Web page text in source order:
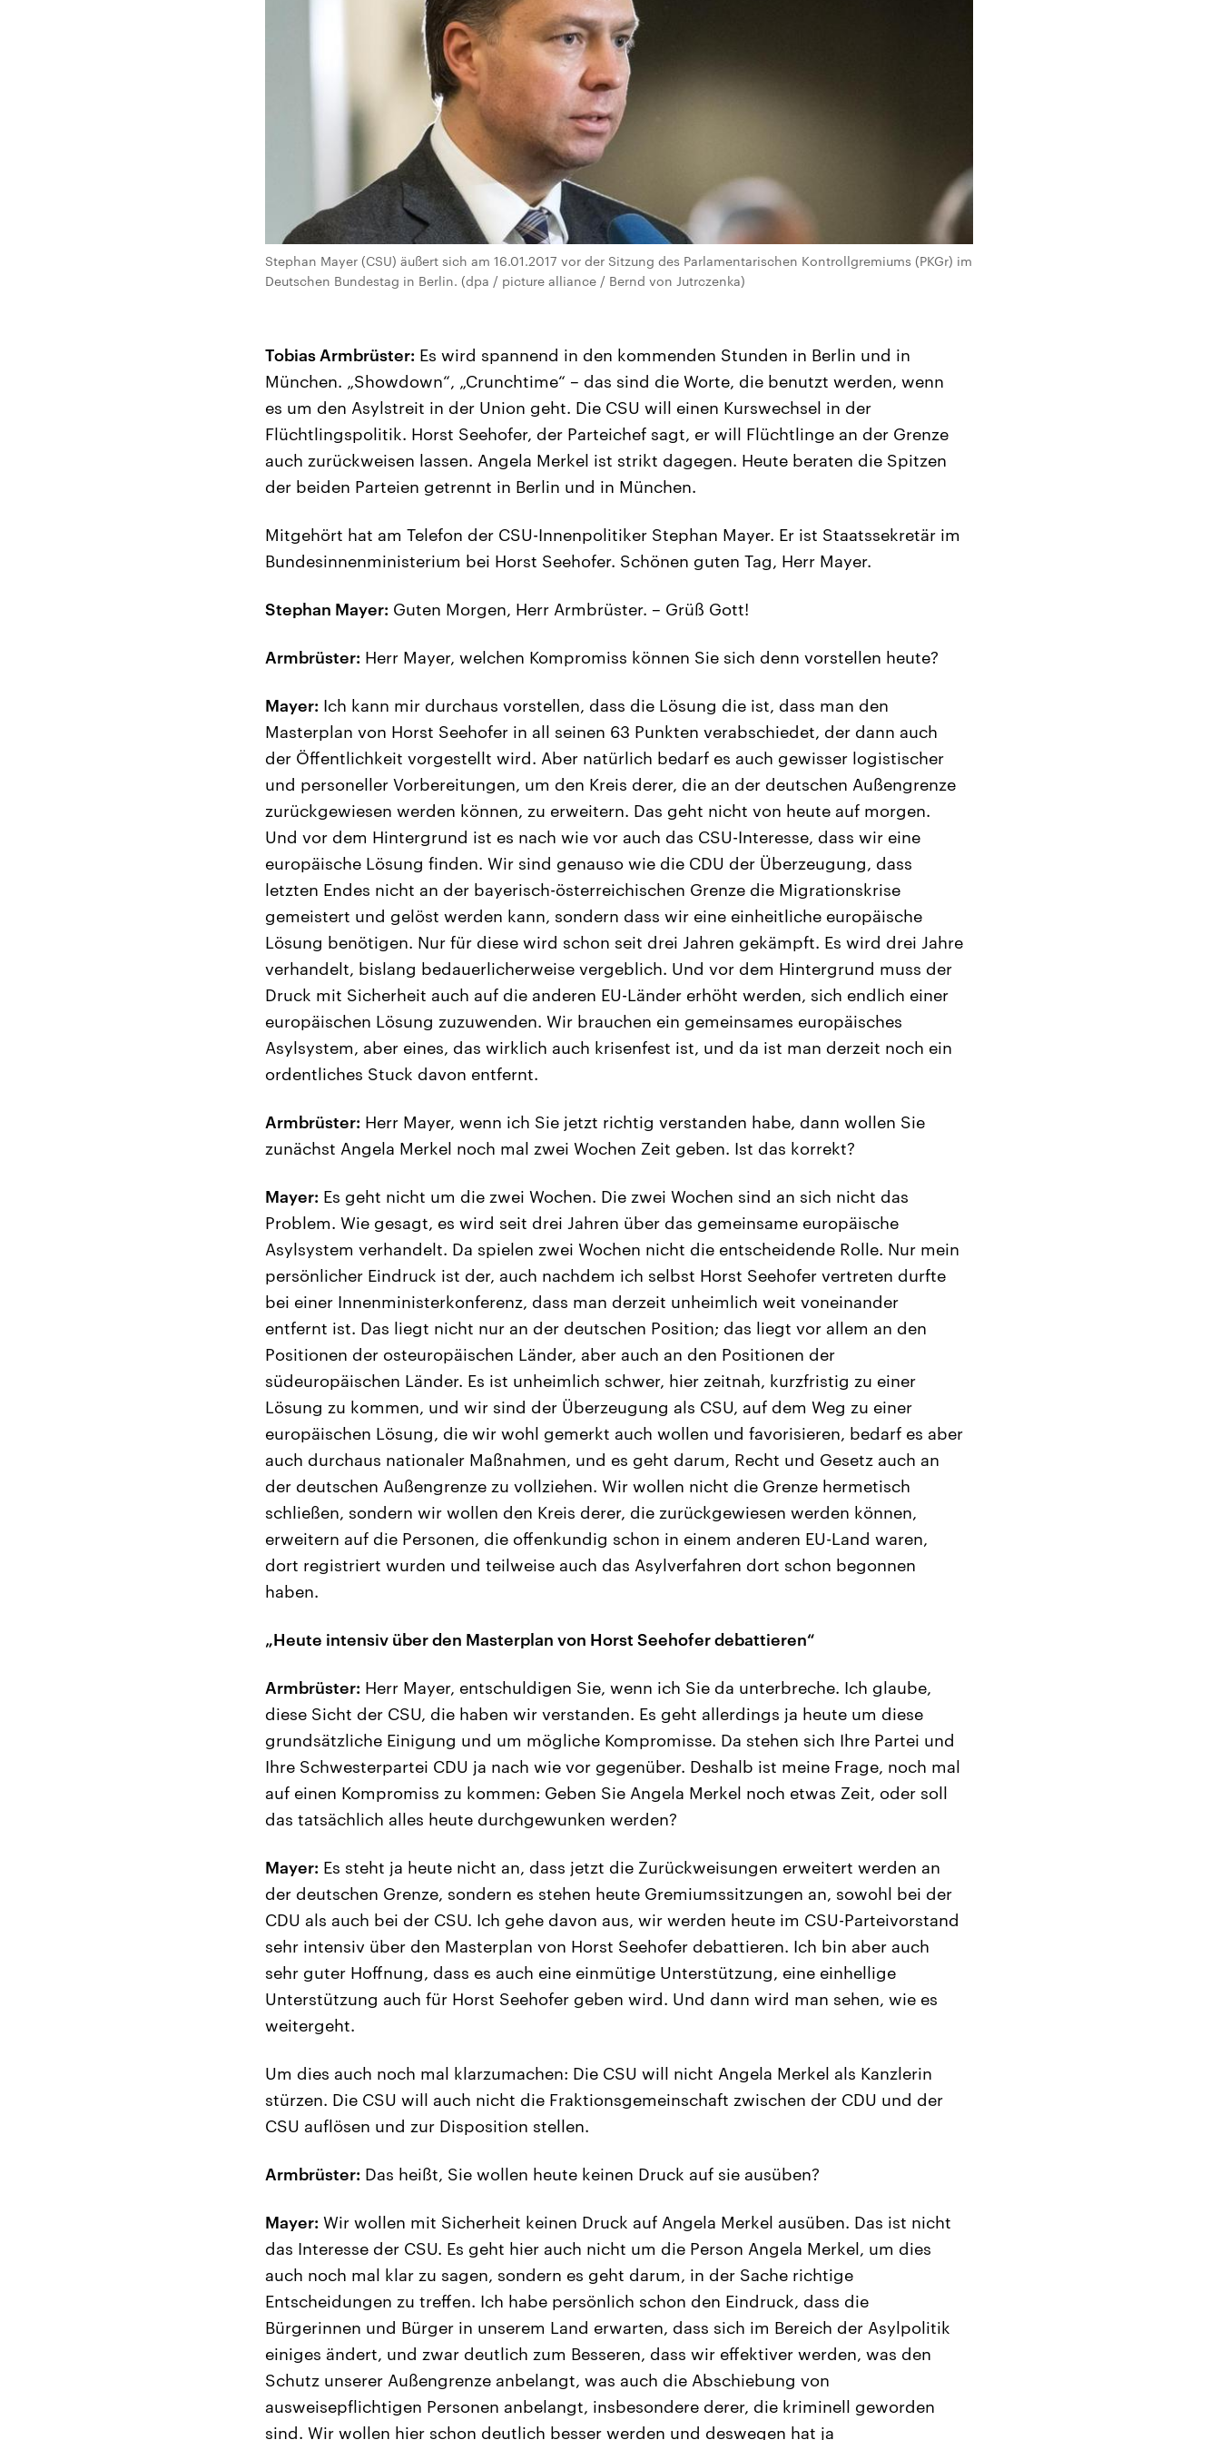
Stephan Mayer (CSU) äußert sich am 16.01.2017 vor der Sitzung des Parlamentarischen Kontrollgremiums (PKGr) im
Deutschen Bundestag in Berlin. (dpa / picture alliance / Bernd von Jutrczenka)
Tobias Armbrüster: Es wird spannend in den kommenden Stunden in Berlin und in
München. „Showdown“, „Crunchtime“ – das sind die Worte, die benutzt werden, wenn
es um den Asylstreit in der Union geht. Die CSU will einen Kurswechsel in der
Flüchtlingspolitik. Horst Seehofer, der Parteichef sagt, er will Flüchtlinge an der Grenze
auch zurückweisen lassen. Angela Merkel ist strikt dagegen. Heute beraten die Spitzen
der beiden Parteien getrennt in Berlin und in München.
Mitgehört hat am Telefon der CSU-Innenpolitiker Stephan Mayer. Er ist Staatssekretär im
Bundesinnenministerium bei Horst Seehofer. Schönen guten Tag, Herr Mayer.
Stephan Mayer: Guten Morgen, Herr Armbrüster. – Grüß Gott!
Armbrüster: Herr Mayer, welchen Kompromiss können Sie sich denn vorstellen heute?
Mayer: Ich kann mir durchaus vorstellen, dass die Lösung die ist, dass man den
Masterplan von Horst Seehofer in all seinen 63 Punkten verabschiedet, der dann auch
der Öffentlichkeit vorgestellt wird. Aber natürlich bedarf es auch gewisser logistischer
und personeller Vorbereitungen, um den Kreis derer, die an der deutschen Außengrenze
zurückgewiesen werden können, zu erweitern. Das geht nicht von heute auf morgen.
Und vor dem Hintergrund ist es nach wie vor auch das CSU-Interesse, dass wir eine
europäische Lösung finden. Wir sind genauso wie die CDU der Überzeugung, dass
letzten Endes nicht an der bayerisch-österreichischen Grenze die Migrationskrise
gemeistert und gelöst werden kann, sondern dass wir eine einheitliche europäische
Lösung benötigen. Nur für diese wird schon seit drei Jahren gekämpft. Es wird drei Jahre
verhandelt, bislang bedauerlicherweise vergeblich. Und vor dem Hintergrund muss der
Druck mit Sicherheit auch auf die anderen EU-Länder erhöht werden, sich endlich einer
europäischen Lösung zuzuwenden. Wir brauchen ein gemeinsames europäisches
Asylsystem, aber eines, das wirklich auch krisenfest ist, und da ist man derzeit noch ein
ordentliches Stuck davon entfernt.
Armbrüster: Herr Mayer, wenn ich Sie jetzt richtig verstanden habe, dann wollen Sie
zunächst Angela Merkel noch mal zwei Wochen Zeit geben. Ist das korrekt?
Mayer: Es geht nicht um die zwei Wochen. Die zwei Wochen sind an sich nicht das
Problem. Wie gesagt, es wird seit drei Jahren über das gemeinsame europäische
Asylsystem verhandelt. Da spielen zwei Wochen nicht die entscheidende Rolle. Nur mein
persönlicher Eindruck ist der, auch nachdem ich selbst Horst Seehofer vertreten durfte
bei einer Innenministerkonferenz, dass man derzeit unheimlich weit voneinander
entfernt ist. Das liegt nicht nur an der deutschen Position; das liegt vor allem an den
Positionen der osteuropäischen Länder, aber auch an den Positionen der
südeuropäischen Länder. Es ist unheimlich schwer, hier zeitnah, kurzfristig zu einer
Lösung zu kommen, und wir sind der Überzeugung als CSU, auf dem Weg zu einer
europäischen Lösung, die wir wohl gemerkt auch wollen und favorisieren, bedarf es aber
auch durchaus nationaler Maßnahmen, und es geht darum, Recht und Gesetz auch an
der deutschen Außengrenze zu vollziehen. Wir wollen nicht die Grenze hermetisch
schließen, sondern wir wollen den Kreis derer, die zurückgewiesen werden können,
erweitern auf die Personen, die offenkundig schon in einem anderen EU-Land waren,
dort registriert wurden und teilweise auch das Asylverfahren dort schon begonnen
haben.
„Heute intensiv über den Masterplan von Horst Seehofer debattieren“
Armbrüster: Herr Mayer, entschuldigen Sie, wenn ich Sie da unterbreche. Ich glaube,
diese Sicht der CSU, die haben wir verstanden. Es geht allerdings ja heute um diese
grundsätzliche Einigung und um mögliche Kompromisse. Da stehen sich Ihre Partei und
Ihre Schwesterpartei CDU ja nach wie vor gegenüber. Deshalb ist meine Frage, noch mal
auf einen Kompromiss zu kommen: Geben Sie Angela Merkel noch etwas Zeit, oder soll
das tatsächlich alles heute durchgewunken werden?
Mayer: Es steht ja heute nicht an, dass jetzt die Zurückweisungen erweitert werden an
der deutschen Grenze, sondern es stehen heute Gremiumssitzungen an, sowohl bei der
CDU als auch bei der CSU. Ich gehe davon aus, wir werden heute im CSU-Parteivorstand
sehr intensiv über den Masterplan von Horst Seehofer debattieren. Ich bin aber auch
sehr guter Hoffnung, dass es auch eine einmütige Unterstützung, eine einhellige
Unterstützung auch für Horst Seehofer geben wird. Und dann wird man sehen, wie es
weitergeht.
Um dies auch noch mal klarzumachen: Die CSU will nicht Angela Merkel als Kanzlerin
stürzen. Die CSU will auch nicht die Fraktionsgemeinschaft zwischen der CDU und der
CSU auflösen und zur Disposition stellen.
Armbrüster: Das heißt, Sie wollen heute keinen Druck auf sie ausüben?
Mayer: Wir wollen mit Sicherheit keinen Druck auf Angela Merkel ausüben. Das ist nicht
das Interesse der CSU. Es geht hier auch nicht um die Person Angela Merkel, um dies
auch noch mal klar zu sagen, sondern es geht darum, in der Sache richtige
Entscheidungen zu treffen. Ich habe persönlich schon den Eindruck, dass die
Bürgerinnen und Bürger in unserem Land erwarten, dass sich im Bereich der Asylpolitik
einiges ändert, und zwar deutlich zum Besseren, dass wir effektiver werden, was den
Schutz unserer Außengrenze anbelangt, was auch die Abschiebung von
ausweisepflichtigen Personen anbelangt, insbesondere derer, die kriminell geworden
sind. Wir wollen hier schon deutlich besser werden und deswegen hat ja